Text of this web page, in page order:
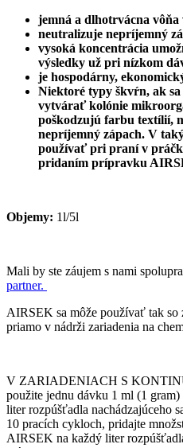
jemná a dlhotrvácna
neutralizuje nepríjemný
vysoká koncentrácia
výsledky už pri nízkom
je hospodárny,
Niektoré typy škvŕn, ak
vytvárať kolónie
poškodzujú farbu textílií,
nepríjemný zápach. V
používať pri praní v
pridaním prípravku
Objemy: 1l/5l
Mali by ste záujem s nami
partner.
AIRSEK sa môže používať tak so
priamo v nádrži zariadenia na
V ZARIADENIACH S
použite jednu dávku 1 ml (1
liter rozpúšťadla nachádzajúceho
10 pracích cykloch, pridajte
AIRSEK na každý liter